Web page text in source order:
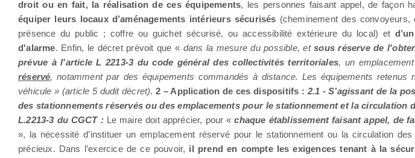
droit ou en fait, la réalisation de ces équipements, les personnes faisant appel, de façon
équiper leurs locaux d’aménagements intérieurs sécurisés (cheminement des
présence du public ; coffre ou guichet sécurisé, ou accessibilité extérieure du local) et
d'alarme. Enfin, le décret prévoit que « dans la mesure du possible, etsous réserve de
prévue à l'article L 2213-3 du code général des collectivités territoriales, un
réservé, notamment par des équipements commandés à distance. Les équipements
véhicule » (article 5 dudit décret).2 – Application de ces dispositifs : 2.1 - S’agissant de la
des stationnements réservés ou des emplacements pour le stationnement et la circulation
L.2213-3 du CGCT : Le maire doit apprécier, pour «chaque établissement faisant appel, de
», la nécessité d’instituer un emplacement réservé pour le stationnement ou la circulation
précieux. Dans l’exercice de ce pouvoir, il prend en compte les exigences tenant à la